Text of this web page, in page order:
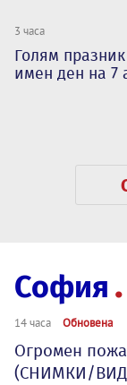
3 часа
Голям
имен ден на 7
София
14 часа Обновена
Огромен
(СНИМКИ/